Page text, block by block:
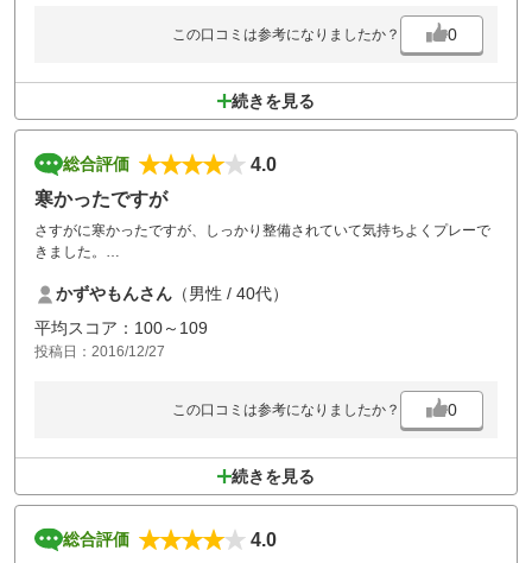
この口コミは参考になりましたか？ 0
続きを見る
総合評価
4.0
寒かったですが
さすがに寒かったですが、しっかり整備されていて気持ちよくプレーで
きました。
です。
かずやもんさん （男性 / 40代）
平均スコア：100～109
投稿日：2016/12/27
この口コミは参考になりましたか？ 0
続きを見る
総合評価
4.0